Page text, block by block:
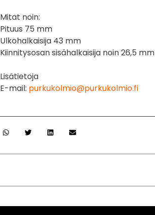
Mitat noin:
Pituus 75 mm
Ulkohalkaisija 43 mm
Kiinnitysosan sisähalkaisija noin 26,5 mm
Lisätietoja
E-mail: purkukolmio@purkukolmio.fi